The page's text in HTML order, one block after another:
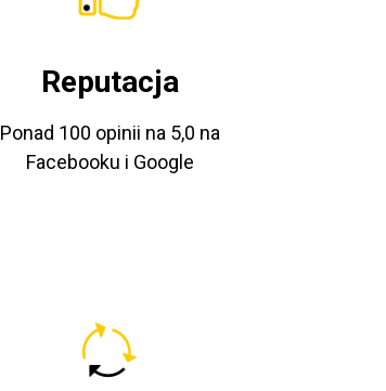
Reputacja
Ponad 100 opinii na 5,0 na
Facebooku i Google